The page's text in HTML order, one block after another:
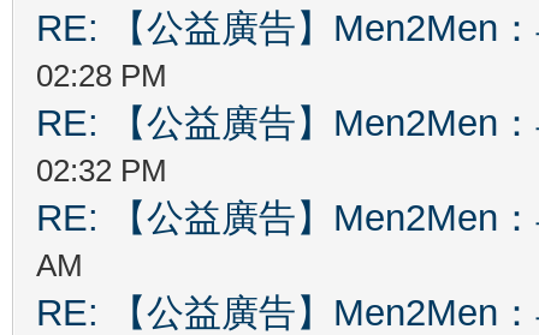
RE: 【公益廣告】Men2Men
02:28 PM
RE: 【公益廣告】Men2Men
02:32 PM
RE: 【公益廣告】Men2Men
AM
RE: 【公益廣告】Men2Men